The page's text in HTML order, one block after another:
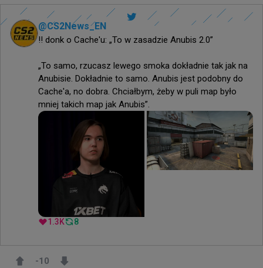
@CS2News_EN
‼️ donk o Cache'u: „To w zasadzie Anubis 2.0”
„To samo, rzucasz lewego smoka dokładnie tak jak na
Anubisie. Dokładnie to samo. Anubis jest podobny do
Cache'a, no dobra. Chciałbym, żeby w puli map było
mniej takich map jak Anubis”.
1.3K 8
-10